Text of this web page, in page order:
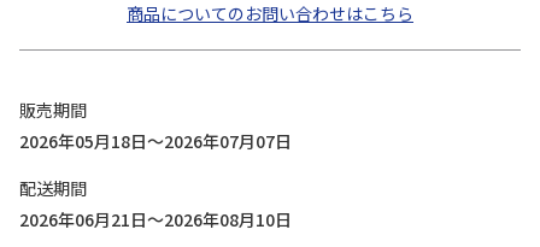
商品についてのお問い合わせはこちら
販売期間
2026年05月18日～2026年07月07日
配送期間
2026年06月21日～2026年08月10日